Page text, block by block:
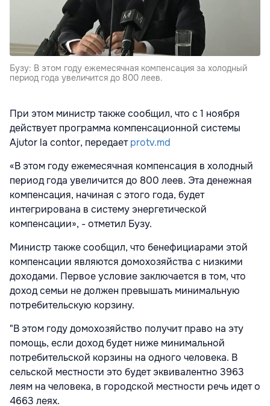
Бузу: В этом году ежемесячная компенсация за холодный
период года увеличится до 800 леев.
При этом министр также сообщил, что с 1 ноября
действует программа компенсационной системы
Ajutor la contor, передаетprotv.md
«В этом году ежемесячная компенсация в холодный
период года увеличится до 800 леев. Эта денежная
компенсация, начиная с этого года, будет
интегрирована в систему энергетической
компенсации», - отметил Бузу.
Министр также сообщил, что бенефициарами этой
компенсации являются домохозяйства с низкими
доходами. Первое условие заключается в том, что
доход семьи не должен превышать минимальную
потребительскую корзину.
"В этом году домохозяйство получит право на эту
помощь, если доход будет ниже минимальной
потребительской корзины на одного человека. В
сельской местности это будет эквивалентно 3963
леям на человека, в городской местности речь идет о
4663 леях.